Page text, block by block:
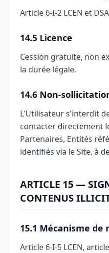
Article 6-I-2 LCEN et
14.5 Licence
Cession gratuite, non
la durée légale.
14.6 Non-
L'Utilisateur s'interdit
contacter directement
Partenaires, Entités
identifiés via le Site, à
ARTICLE 15 —
CONTENUS
15.1 Mécanisme
Article 6-I-5 LCEN,